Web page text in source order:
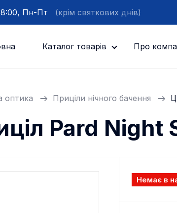
Пн-Пт (крім святкових днів)
Каталог товарів Про
оптика Приціли нічного бачення
Pard Night
Немає в